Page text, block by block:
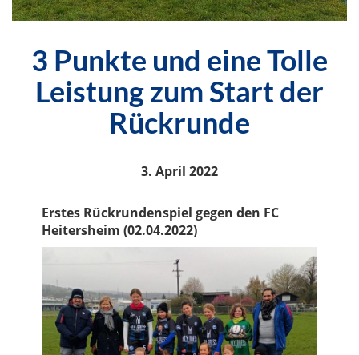
3 Punkte und eine Tolle
Leistung zum Start der
Rückrunde
3. April 2022
Erstes Rückrundenspiel gegen den FC
Heitersheim (02.04.2022)